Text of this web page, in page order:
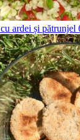
ardei și pătrunjel